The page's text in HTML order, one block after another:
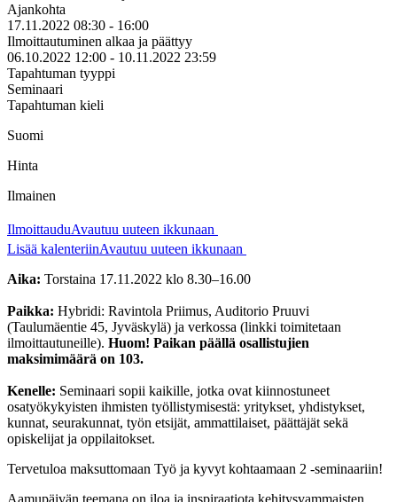
Ajankohta
17.11.2022 08:30 - 16:00
Ilmoittautuminen alkaa ja päättyy
06.10.2022 12:00 - 10.11.2022 23:59
Tapahtuman tyyppi
Seminaari
Tapahtuman kieli
Suomi
Hinta
Ilmainen
IlmoittauduAvautuu uuteen ikkunaan
Lisää kalenteriinAvautuu uuteen ikkunaan
Aika: Torstaina 17.11.2022 klo 8.30–16.00
Paikka: Hybridi: Ravintola Priimus, Auditorio Pruuvi
(Taulumäentie 45, Jyväskylä) ja verkossa (linkki toimitetaan
ilmoittautuneille). Huom! Paikan päällä osallistujien
maksimimäärä on 103.
Kenelle: Seminaari sopii kaikille, jotka ovat kiinnostuneet
osatyökykyisten ihmisten työllistymisestä: yritykset, yhdistykset,
kunnat, seurakunnat, työn etsijät, ammattilaiset, päättäjät sekä
opiskelijat ja oppilaitokset.
Tervetuloa maksuttomaan Työ ja kyvyt kohtaamaan 2 -seminaariin!
Aamupäivän teemana on iloa ja inspiraatiota kehitysvammaisten